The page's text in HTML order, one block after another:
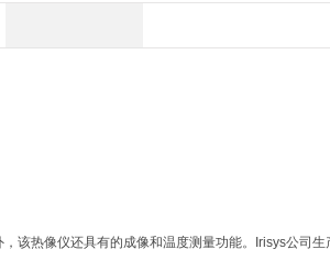
该热像仪还具有的成像和温度测量功能。Irisys公司